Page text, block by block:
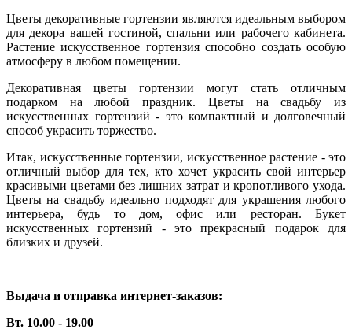
Цветы декоративные гортензии являются идеальным выбором
для декора вашей гостиной, спальни или рабочего кабинета.
Растение искусственное гортензия способно создать особую
атмосферу в любом помещении.
Декоративная цветы гортензии могут стать отличным
подарком на любой праздник. Цветы на свадьбу из
искусственных гортензий - это компактный и долговечный
способ украсить торжество.
Итак, искусственные гортензии, искусственное растение - это
отличный выбор для тех, кто хочет украсить свой интерьер
красивыми цветами без лишних затрат и кропотливого ухода.
Цветы на свадьбу идеально подходят для украшения любого
интерьера, будь то дом, офис или ресторан. Букет
искусственных гортензий - это прекрасный подарок для
близких и друзей.
Выдача и отправка интернет-заказов:
Вт. 10.00 - 19.00